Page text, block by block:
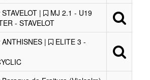
STAVELOT |
MJ 2.1 - U19
- STAVELOT
ANTHISNES |
ELITE 3 -